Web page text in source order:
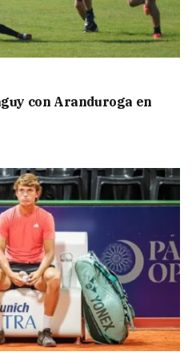
con Aranduroga en